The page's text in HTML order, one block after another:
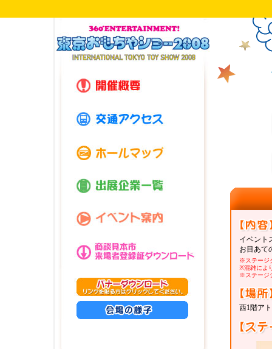
イベント
お目あて
※ステージ
※混雑によ
※ステージ
西1階ア